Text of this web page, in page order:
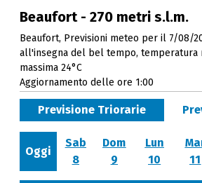
Beaufort - 270 metri s.l.m.
Beaufort, Previsioni meteo per il 7/08/
all'insegna del bel tempo, temperatura
massima 24°C
Aggiornamento delle ore 1:00
Previsione Triorarie
Oggi
Sab
8
Dom
9
Lun
10
11